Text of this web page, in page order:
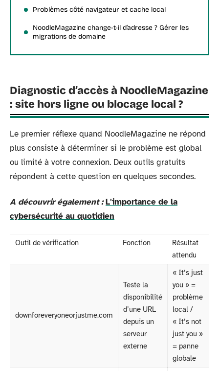
Problèmes côté navigateur et cache local
NoodleMagazine change-t-il d’adresse ? Gérer les
migrations de domaine
Diagnostic d’accès à NoodleMagazine
: site hors ligne ou blocage local ?
Le premier réflexe quand NoodleMagazine ne répond
plus consiste à déterminer si le problème est global
ou limité à votre connexion. Deux outils gratuits
répondent à cette question en quelques secondes.
A découvrir également : L'importance de la
cybersécurité au quotidien
Outil de vérification Fonction
Résultat
attendu
downforeveryoneorjustme.com
Teste la
disponibilité
d’une URL
depuis un
serveur
externe
« It’s just
you » =
problème
local /
« It’s not
just you »
= panne
globale